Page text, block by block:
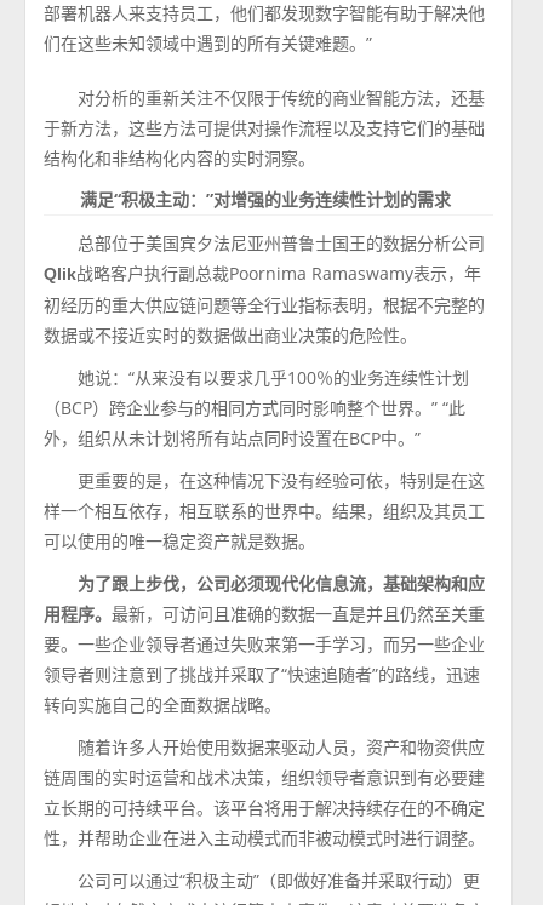
部署机器人来支持员工，他们都发现数字智能有助于解决他
们在这些未知领域中遇到的所有关键难题。”
对分析的重新关注不仅限于传统的商业智能方法，还基
于新方法，这些方法可提供对操作流程以及支持它们的基础
结构化和非结构化内容的实时洞察。
满足“积极主动：”对增强的业务连续性计划的需求
总部位于美国宾夕法尼亚州普鲁士国王的数据分析公司
Qlik战略客户执行副总裁Poornima Ramaswamy表示，年
初经历的重大供应链问题等全行业指标表明，根据不完整的
数据或不接近实时的数据做出商业决策的危险性。
她说：“从来没有以要求几乎100％的业务连续性计划
（BCP）跨企业参与的相同方式同时影响整个世界。” “此
外，组织从未计划将所有站点同时设置在BCP中。”
更重要的是，在这种情况下没有经验可依，特别是在这
样一个相互依存，相互联系的世界中。结果，组织及其员工
可以使用的唯一稳定资产就是数据。
为了跟上步伐，公司必须现代化信息流，基础架构和应
用程序。最新，可访问且准确的数据一直是并且仍然至关重
要。一些企业领导者通过失败来第一手学习，而另一些企业
领导者则注意到了挑战并采取了“快速追随者”的路线，迅速
转向实施自己的全面数据战略。
随着许多人开始使用数据来驱动人员，资产和物资供应
链周围的实时运营和战术决策，组织领导者意识到有必要建
立长期的可持续平台。该平台将用于解决持续存在的不确定
性，并帮助企业在进入主动模式而非被动模式时进行调整。
公司可以通过“积极主动”（即做好准备并采取行动）更